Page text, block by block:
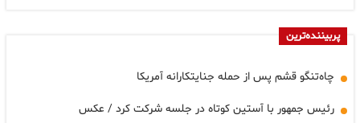
پربیننده‌ترین
چاه‌تنگو قشم پس از حمله جنایتکارانه آمریکا
رئیس جمهور با آستین کوتاه در جلسه شرکت کرد / عکس